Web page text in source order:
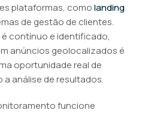
plataformas, comolanding
de gestão de clientes.
contínuo e identificado,
anúncios geolocalizados é
oportunidade real de
análise de resultados.
funcione